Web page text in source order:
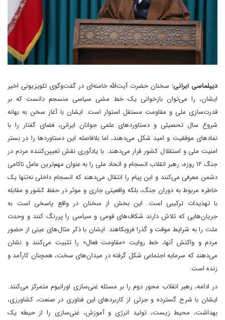
دیپلماسی ایرانی: سخنان حضرت آیت‌الله خامنه‌ای در گفت‌وگوی تلویزیونی اخیر
ایشان، را می‌توان بازخوانی یک خط مشی سیاسی منسجم دانست که بر
قدرت‌سازی ملی و مقاومت مستقل استوار است. ایشان با آغاز سخن به بهانه
شروع سال تحصیلی و دستاوردهای علمی جوانان ایرانی، فضای گفتار را با
نمادهای موفقیت و امید شکل می‌دهند، اما بلافاصله این دستاوردها را در بستر
امنیت ملی و استقلال کشور قرار می‌دهند. با یادآوری نقش تعیین‌کننده مردم در
جنگ ۱۲ روزه، رهبر انقلاب انسجام و اتحاد ملی را به عنوان مهم‌ترین عامل ناکامی
دشمن معرفی می‌کنند و این پیام را انتقال می‌دهند که انسجام داخلی نه‌تنها یک
خاطره مربوط به دوران جنگ، بلکه واقعیتی جاری و موثر در حفظ کشور و مقابله
با تهدیدات ترکیبی است. این بخش از سخنان در واقع پاسخی است به
جریان‌هایی که تلاش دارند شکاف‌های قومی و سیاسی را پررنگ کنند و وحدت
ملت را به شرایط موقت و گذرا فروبکاهند. ایشان با ذکر مثال‌های عینی از حضور
مردم و واکنش آنها، خط روایت «مقاومت فعال» را تثبیت می‌کنند و نشان
می‌دهند که سرمایه اجتماعی شکل گرفته در میدان‌های سخت، همچنان کارآمد و
زنده است.
در ادامه، رهبر انقلاب محور دوم را بر مسئله غنی‌سازی اورانیوم متمرکز می‌کنند.
ایشان با شرح گسترده و جزئی از کاربردهای این فناوری در صنعت، کشاورزی،
بهداشت، محیط زیست، تولید انرژی و آموزش، غنی‌سازی را از حیطه یک